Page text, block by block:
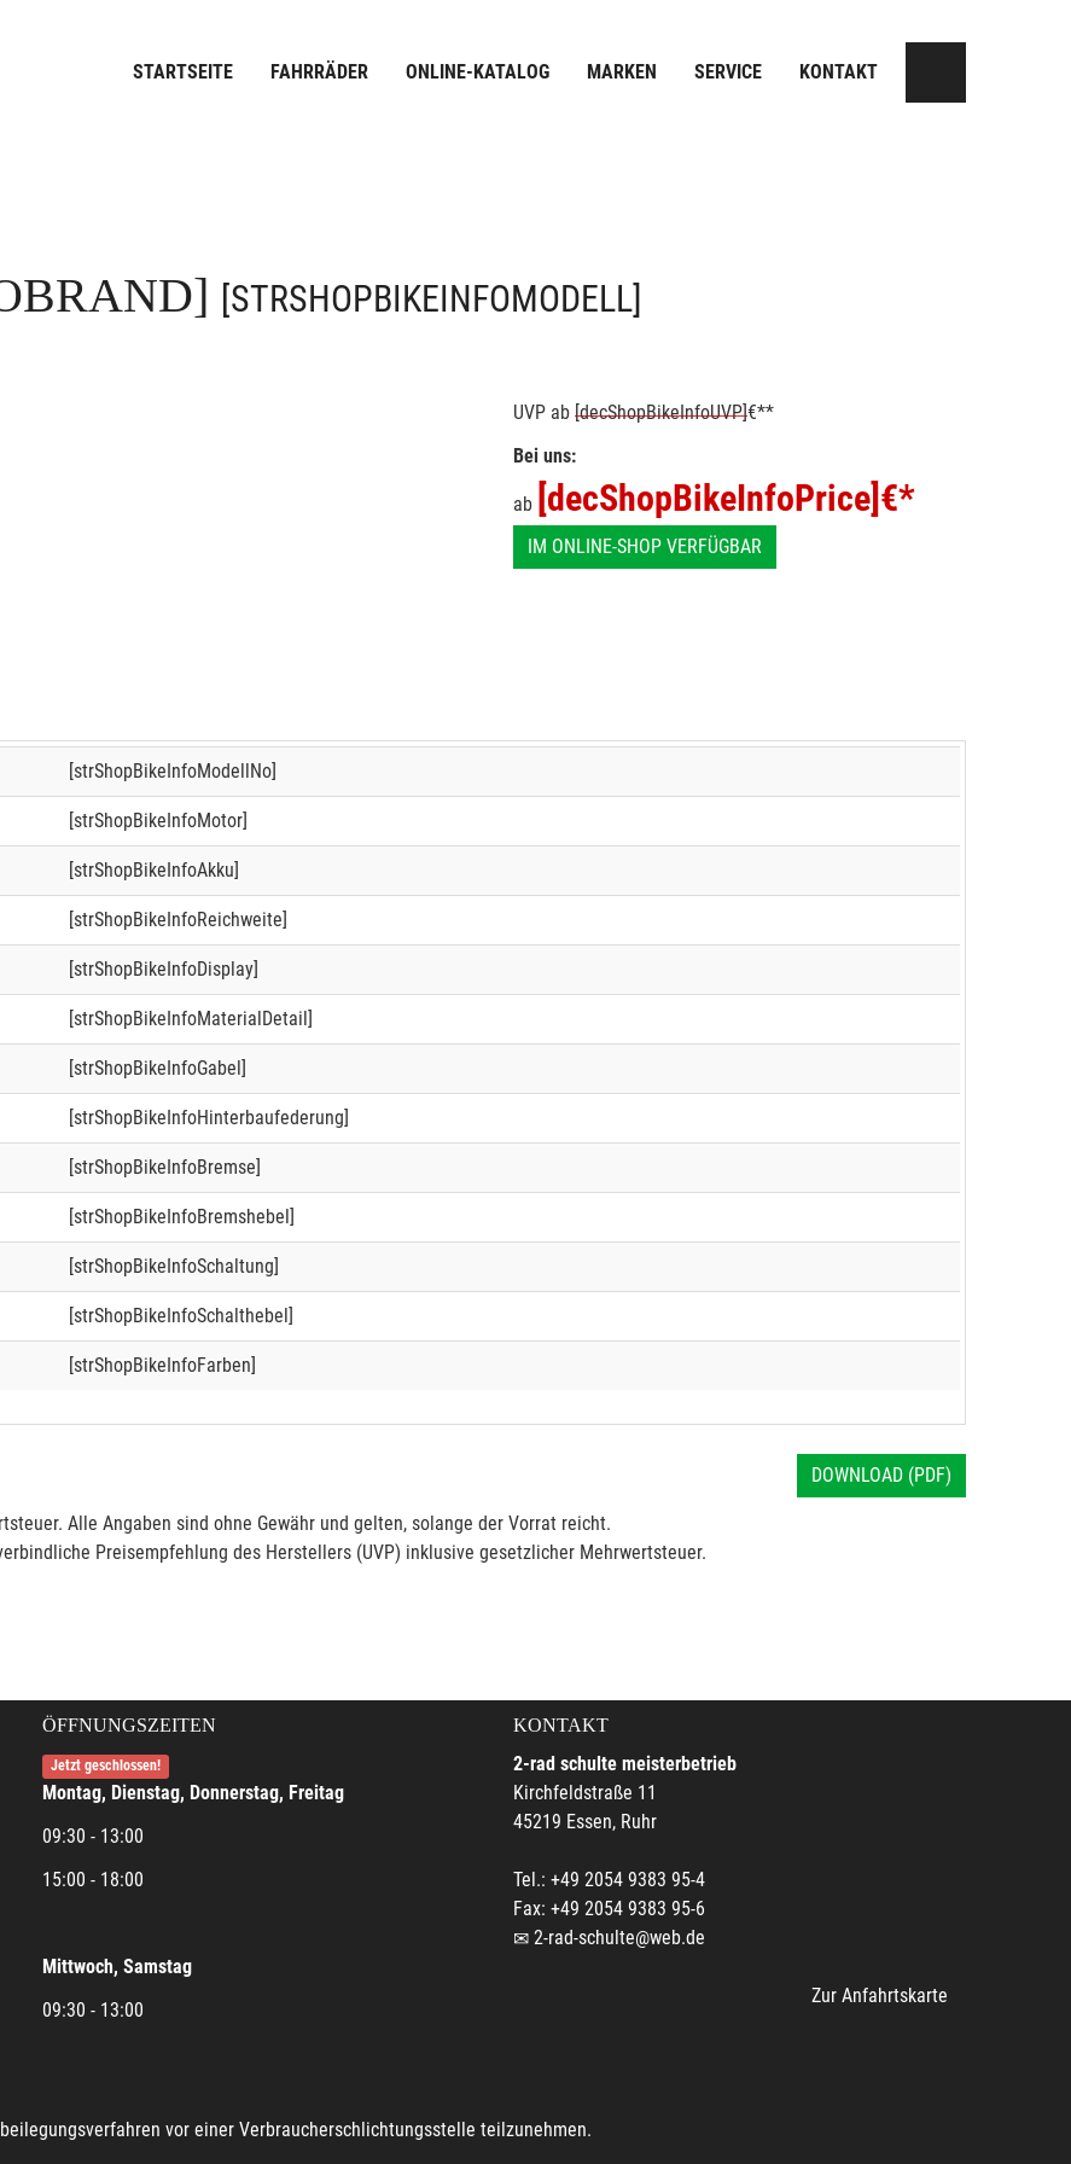
STARTSEITE FAHRRÄDER ONLINE-KATALOG MARKEN SERVICE KONTAKT
[STRSHOPBIKEINFOMODELL]
UVP ab [decShopBikeInfoUVP]€**
Bei uns:
ab [decShopBikeInfoPrice] €*
IM ONLINE-SHOP VERFÜGBAR
[strShopBikeInfoModellNo]
[strShopBikeInfoMotor]
[strShopBikeInfoAkku]
[strShopBikeInfoReichweite]
[strShopBikeInfoDisplay]
[strShopBikeInfoMaterialDetail]
[strShopBikeInfoGabel]
[strShopBikeInfoHinterbaufederung]
[strShopBikeInfoBremse]
[strShopBikeInfoBremshebel]
[strShopBikeInfoSchaltung]
[strShopBikeInfoSchalthebel]
[strShopBikeInfoFarben]
DOWNLOAD (PDF)
Alle Angaben sind ohne Gewähr und gelten, solange der Vorrat reicht.
Preisempfehlung des Herstellers (UVP) inklusive gesetzlicher Mehrwertsteuer.
ÖFFNUNGSZEITEN
Jetzt geschlossen!
Montag, Dienstag, Donnerstag, Freitag
09:30 - 13:00
15:00 - 18:00
Mittwoch, Samstag
09:30 - 13:00
KONTAKT
2-rad schulte meisterbetrieb
Kirchfeldstraße 11
45219 Essen, Ruhr
Tel.: +49 2054 9383 95-4
Fax: +49 2054 9383 95-6
2-rad-schulte@web.de
Zur Anfahrtskarte
vor einer Verbraucherschlichtungsstelle teilzunehmen.